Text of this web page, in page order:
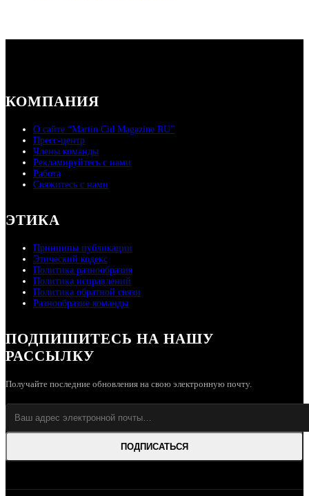
КОМПАНИЯ
О сайте “Martin Cid Magazine RU”
Пресс-центр
Члены команды
Рекламируйтесь с нами
Работа
Свяжитесь с нами
ЭТИКА
Принципы публикации
Этический кодекс
Политика разнообразия
Политика исправлений
Политика обратной связи
Разнообразие команды
ПОДПИШИТЕСЬ НА НАШУ
РАССЫЛКУ
Получайте последние обновления на свою электронную почту.
ПОДПИСАТЬСЯ